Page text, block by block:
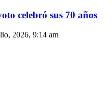
celebró sus 70 años
2026, 9:14 am